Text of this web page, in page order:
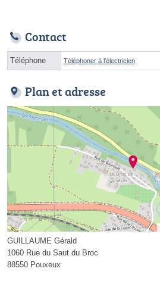
Contact
Téléphone Téléphoner à l'électricien
Plan et adresse
GUILLAUME Gérald
1060 Rue du Saut du Broc
88550 Pouxeux